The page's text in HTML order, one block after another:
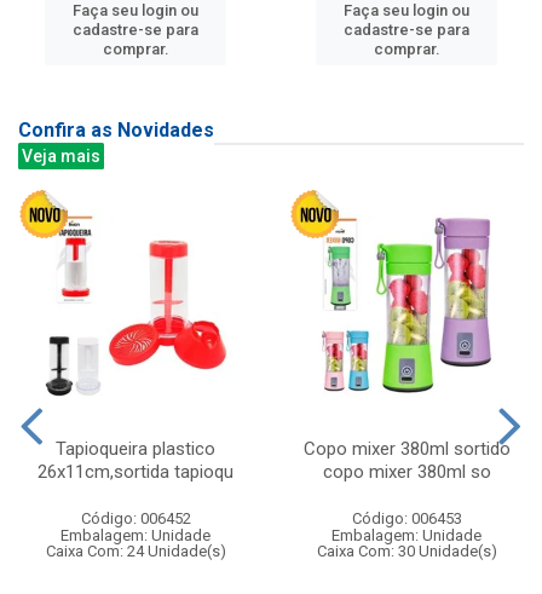
Faça seu login ou
cadastre-se para
comprar.
Faça seu login ou
cadastre-se para
comprar.
Confira as Novidades
Veja mais
Tapioqueira plastico
26x11cm,sortida tapioqu
Código: 006452
Embalagem: Unidade
Caixa Com: 24 Unidade(s)
Copo mixer 380ml sortido
copo mixer 380ml so
Código: 006453
Embalagem: Unidade
Caixa Com: 30 Unidade(s)